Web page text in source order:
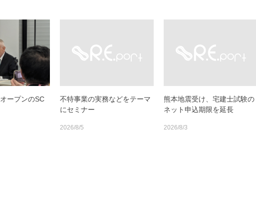
ープンのSC
不特事業の実務などをテーマ
にセミナー
2026/8/5
熊本地震受け、宅建士試験の
ネット申込期限を延長
2026/8/3